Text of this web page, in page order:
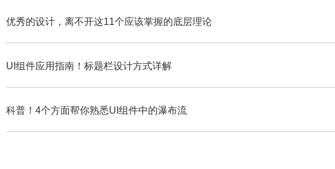
优秀的设计，离不开这11个应该掌握的底层理论
UI组件应用指南！标题栏设计方式详解
科普！4个方面帮你熟悉UI组件中的瀑布流